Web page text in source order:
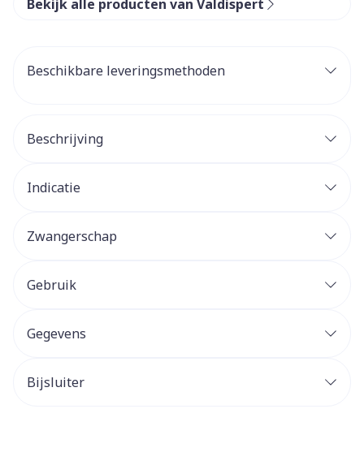
Bekijk alle producten van Valdispert
Beschikbare leveringsmethoden
Beschrijving
Indicatie
Zwangerschap
Gebruik
Gegevens
Bijsluiter